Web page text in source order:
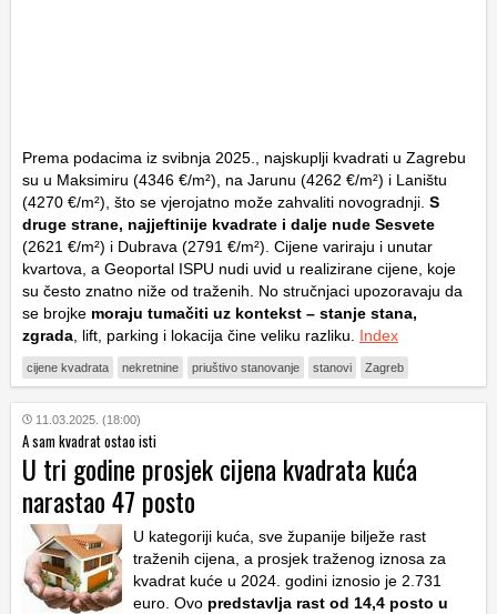
Prema podacima iz svibnja 2025., najskuplji kvadrati u Zagrebu
su u Maksimiru (4346 €/m²), na Jarunu (4262 €/m²) i Laništu
(4270 €/m²), što se vjerojatno može zahvaliti novogradnji. S
druge strane, najjeftinije kvadrate i dalje nude Sesvete
(2621 €/m²) i Dubrava (2791 €/m²). Cijene variraju i unutar
kvartova, a Geoportal ISPU nudi uvid u realizirane cijene, koje
su često znatno niže od traženih. No stručnjaci upozoravaju da
se brojke moraju tumačiti uz kontekst – stanje stana,
zgrada , lift, parking i lokacija čine veliku razliku. Index
cijene kvadrata nekretnine priuštivo stanovanje stanovi Zagreb
11.03.2025. (18:00)
A sam kvadrat ostao isti
U tri godine prosjek cijena kvadrata kuća
narastao 47 posto
U kategoriji kuća, sve županije bilježe rast
traženih cijena, a prosjek traženog iznosa za
kvadrat kuće u 2024. godini iznosio je 2.731
euro. Ovo predstavlja rast od 14,4 posto u